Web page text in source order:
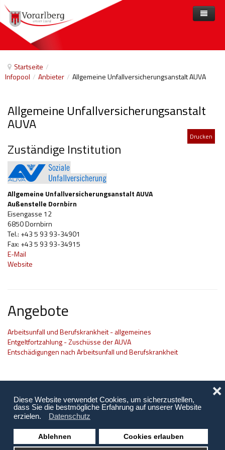
Diese Website verwendet Cookies, um sicherzustellen,
dass Sie die bestmögliche Erfahrung auf unserer Website
erzielen.
Datenschutz
Ablehnen Cookies erlauben
❌
Startseite /
Infopool / Anbieter / Allgemeine Unfallversicherungsanstalt AUVA
Allgemeine Unfallversicherungsanstalt
AUVA
Drucken
Zuständige Institution
Allgemeine Unfallversicherungsanstalt AUVA
Außenstelle Dornbirn
Eisengasse 12
6850 Dornbirn
Tel.: +43 5 93 93-34901
Fax: +43 5 93 93-34915
E-Mail
Website
Angebote
Arbeitsunfall und Berufskrankheit - allgemeines
Entgeltfortzahlung - Zuschüsse der AUVA
Entschädigungen nach Arbeitsunfall und Berufskrankheit
Home
Angebote nach Themen
Barrierefreiheit
Freizeit
Gesetze und Verordnungen
Gesetzliche Vertretungen
Gesundheitliche Rehabilitation
Hilfsmittel und Heilbehelfe
Kindheit und Jugend
Unterstützung, Beratung, Assistenz
Wohnen
Anbieter
Veranstaltungen